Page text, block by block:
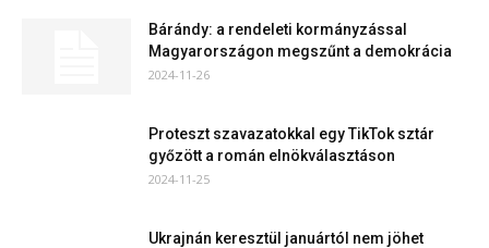
Bárándy: a rendeleti kormányzással
Magyarországon megszűnt a demokrácia
2024-11-26
Proteszt szavazatokkal egy TikTok sztár
győzött a román elnökválasztáson
2024-11-25
Ukrajnán keresztül januártól nem jöhet